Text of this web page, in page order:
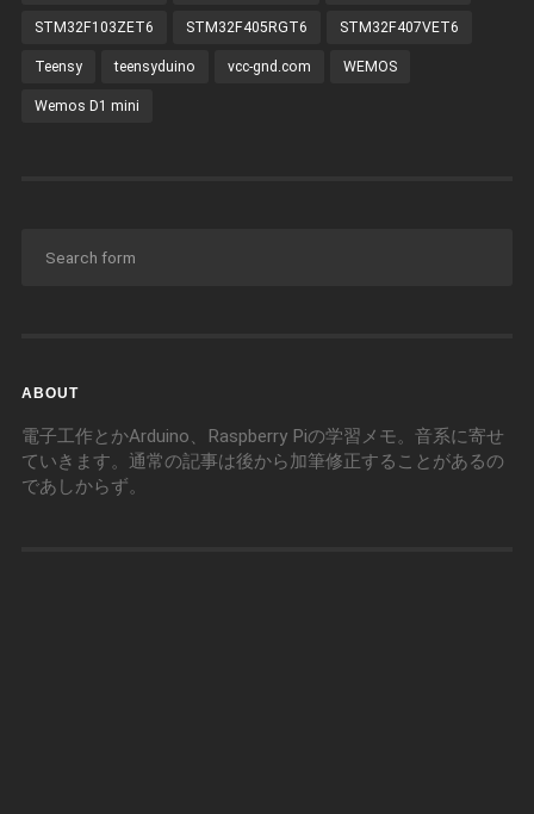
STM32F103ZET6 STM32F405RGT6 STM32F407VET6
Teensy teensyduino vcc-gnd.com WEMOS
Wemos D1 mini
ABOUT
電子工作とかArduino、Raspberry Piの学習メモ。音系に寄せ
ていきます。通常の記事は後から加筆修正することがあるの
であしからず。